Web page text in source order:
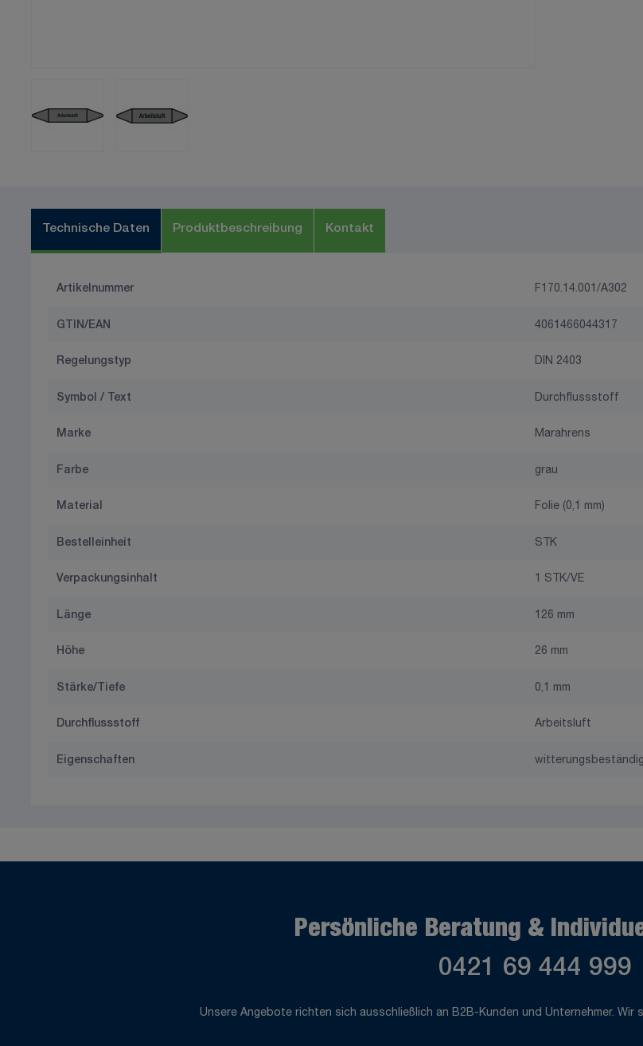
Technische Daten Produktbeschreibung Kontakt
Artikelnummer F170.14.001/A302
GTIN/EAN 4061466044317
Regelungstyp DIN 2403
Symbol / Text Durchflussstoff
Marke Marahrens
Farbe grau
Material Folie (0,1 mm)
Bestelleinheit STK
Verpackungsinhalt 1 STK/VE
Länge 126 mm
Höhe 26 mm
Stärke/Tiefe 0,1 mm
Durchflussstoff Arbeitsluft
Eigenschaften witterungsbeständig
Persönliche Beratung &
0421 69 444 999
Unsere Angebote richten sich ausschließlich an B2B-Kunden und Unternehmer. Wir